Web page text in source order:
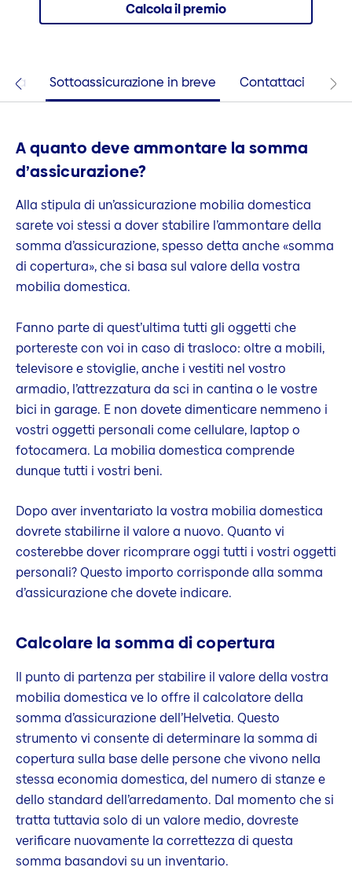
Calcola il premio
Sottoassicurazione in breve Contattaci
A quanto deve ammontare la somma
d’assicurazione?
Alla stipula di un’assicurazione mobilia domestica
sarete voi stessi a dover stabilire l’ammontare della
somma d’assicurazione, spesso detta anche «somma
di copertura», che si basa sul valore della vostra
mobilia domestica.
Fanno parte di quest’ultima tutti gli oggetti che
portereste con voi in caso di trasloco: oltre a mobili,
televisore e stoviglie, anche i vestiti nel vostro
armadio, l’attrezzatura da sci in cantina o le vostre
bici in garage. E non dovete dimenticare nemmeno i
vostri oggetti personali come cellulare, laptop o
fotocamera. La mobilia domestica comprende
dunque tutti i vostri beni.
Dopo aver inventariato la vostra mobilia domestica
dovrete stabilirne il valore a nuovo. Quanto vi
costerebbe dover ricomprare oggi tutti i vostri oggetti
personali? Questo importo corrisponde alla somma
d’assicurazione che dovete indicare.
Calcolare la somma di copertura
Il punto di partenza per stabilire il valore della vostra
mobilia domestica ve lo offre il calcolatore della
somma d’assicurazione dell’Helvetia. Questo
strumento vi consente di determinare la somma di
copertura sulla base delle persone che vivono nella
stessa economia domestica, del numero di stanze e
dello standard dell’arredamento. Dal momento che si
tratta tuttavia solo di un valore medio, dovreste
verificare nuovamente la correttezza di questa
somma basandovi su un inventario.